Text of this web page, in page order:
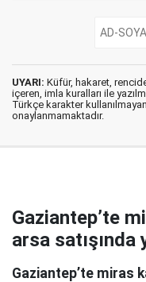
UYARI: Küfür, hakaret,
içeren, imla kuralları ile
Türkçe karakter
onaylanmamaktadır.
Gaziantep’te
arsa satışında
Gaziantep’te miras